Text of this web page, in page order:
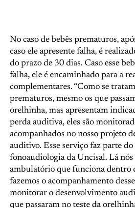
No caso de bebês prematuros,
caso ele apresente falha, é
do prazo de 30 dias. Caso esse
falha, ele é encaminhado para a
complementares. “Como se
prematuros, mesmo os que
orelhinha, mas apresentam
perda auditiva, eles são
acompanhados no nosso projeto
auditivo. Esse serviço faz parte do
fonoaudiologia da Uncisal. Lá nós
ambulatório que funciona dentro
fazemos o acompanhamento
monitorar o desenvolvimento
que passaram no teste da